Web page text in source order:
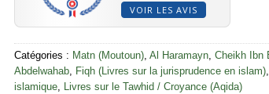
VOIR LES AVIS
Catégories : Matn (Moutoun), Al Haramayn, Cheikh Ibn
Abdelwahab, Fiqh (Livres sur la jurisprudence en islam),
islamique, Livres sur le Tawhid / Croyance (Aqida)